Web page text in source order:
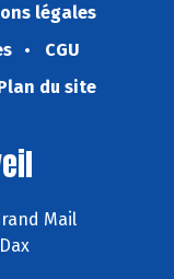
légales
CGU
du site
Mail